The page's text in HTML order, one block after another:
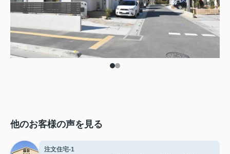
他のお客様の声を見る
注文住宅-1